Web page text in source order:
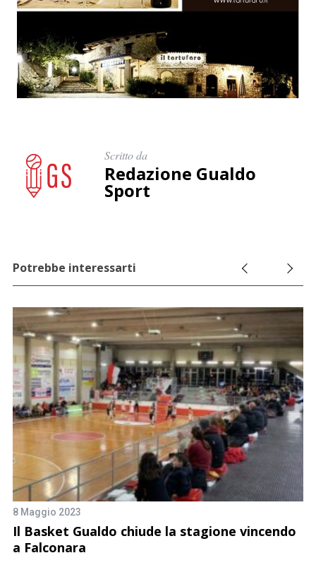
Scritto da
Redazione Gualdo
Sport
Potrebbe interessarti
8 Maggio 2023
Il Basket Gualdo chiude la stagione vincendo
a Falconara
e
a
p
e
r